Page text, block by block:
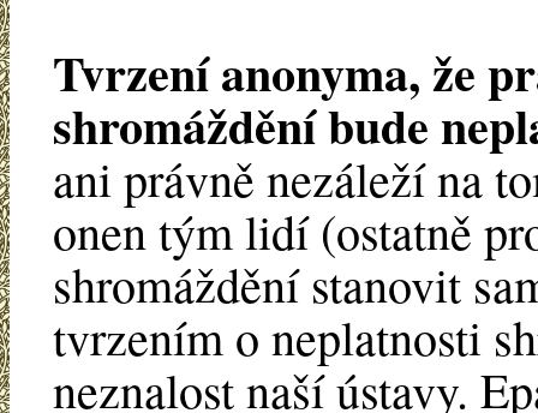
Tvrzení anonyma, že
shromáždění bude
ani právně nezáleží na
onen tým lidí (ostatně
shromáždění stanovit
tvrzením o neplatnosti
neznalost naší ústavy.